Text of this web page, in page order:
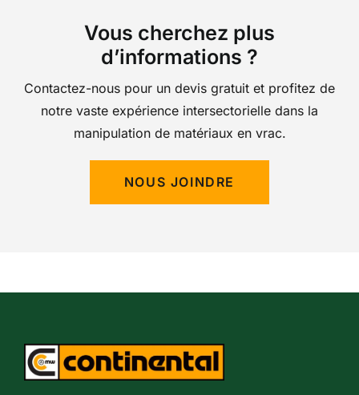
Vous cherchez plus
d’informations ?
Contactez-nous pour un devis gratuit et profitez de
notre vaste expérience intersectorielle dans la
manipulation de matériaux en vrac.
NOUS JOINDRE